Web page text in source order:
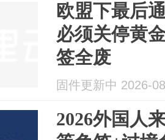
欧盟下最后
必须关停黄
签全废
固件更新中 2026-
2026外国人